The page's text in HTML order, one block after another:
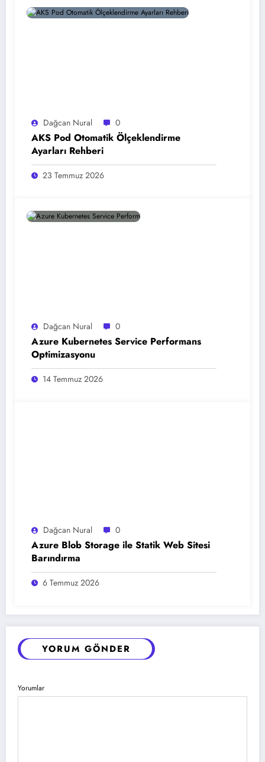
Dağcan Nural 0
AKS Pod Otomatik Ölçeklendirme
Ayarları Rehberi
23 Temmuz 2026
Dağcan Nural 0
Azure Kubernetes Service Performans
Optimizasyonu
14 Temmuz 2026
Dağcan Nural 0
Azure Blob Storage ile Statik Web Sitesi
Barındırma
6 Temmuz 2026
YORUM GÖNDER
Yorumlar